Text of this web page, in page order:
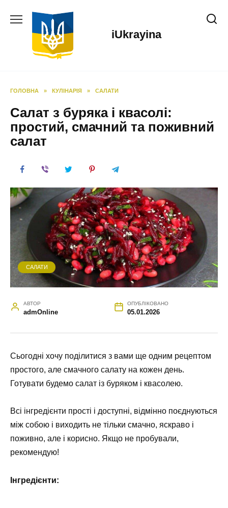
iUkrayina
ГОЛОВНА » КУЛІНАРІЯ » САЛАТИ
Салат з буряка і квасолі:
простий, смачний та поживний
салат
САЛАТИ
АВТОР
admOnline
ОПУБЛІКОВАНО
05.01.2026
Сьогодні хочу поділитися з вами ще одним рецептом
простого, але смачного салату на кожен день.
Готувати будемо салат із буряком і квасолею.
Всі інгредієнти прості і доступні, відмінно поєднуються
між собою і виходить не тільки смачно, яскраво і
поживно, але і корисно. Якщо не пробували,
рекомендую!
Інгредієнти: